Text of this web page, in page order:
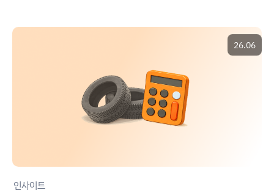
26.06
인사이트